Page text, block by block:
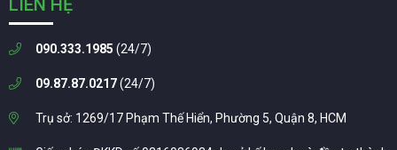
LIÊN HỆ
090.333.1985 (24/7)
09.87.87.0217(24/7)
Trụ sở: 1269/17 Phạm Thế Hiển, Phường 5, Quận 8, HCM